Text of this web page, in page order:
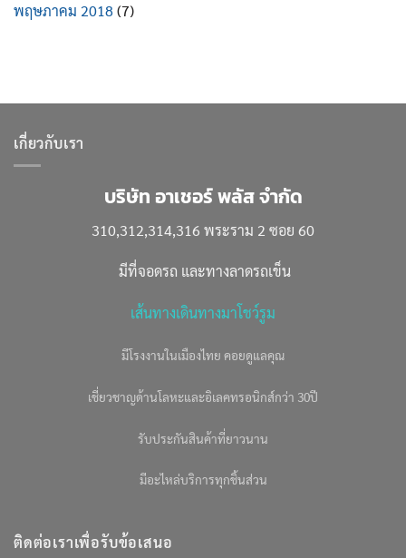
พฤษภาคม 2018(7)
เกี่ยวกับเรา
บริษัท อาเชอร์ พลัส จำกัด
310,312,314,316 พระราม 2 ซอย 60
มีที่จอดรถ และทางลาดรถเข็น
เส้นทางเดินทางมาโชว์รูม
มีโรงงานในเมืองไทย คอยดูแลคุณ
เชี่ยวชาญด้านโลหะและอิเลคทรอนิกส์กว่า 30ปี
รับประกันสินค้าที่ยาวนาน
มีอะไหล่บริการทุกชิ้นส่วน
ติดต่อเราเพื่อรับข้อเสนอ